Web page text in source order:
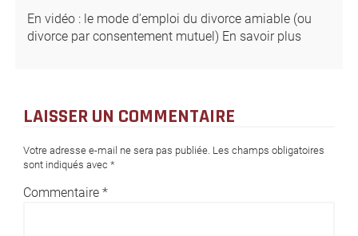
En vidéo : le mode d'emploi du divorce amiable (ou
divorce par consentement mutuel) En savoir plus
LAISSER UN COMMENTAIRE
Votre adresse e-mail ne sera pas publiée. Les champs obligatoires
sont indiqués avec *
Commentaire *